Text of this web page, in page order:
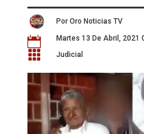
Por Oro Noticias TV
 Martes 13 De Abril, 2021
 Judicial